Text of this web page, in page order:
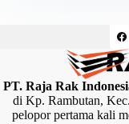
PT. Raja Rak
di Kp. Rambutan,
pelopor pertama kali